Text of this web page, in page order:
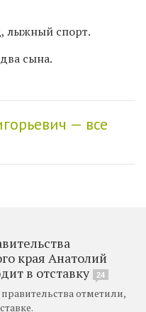
лыжный спорт.
сына.
— все
края Анатолий
в отставку
24
отметили,